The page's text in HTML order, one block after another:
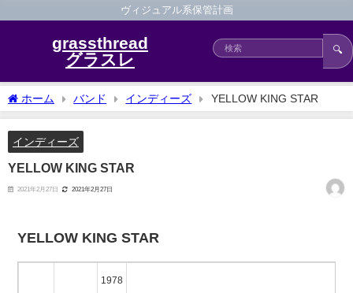
ヴィジュアル系保管計画
grassthread
グラスレ
🔍
ホーム バンド インディーズ YELLOW KING STAR
インディーズ
YELLOW KING STAR
2021年2月27日 2021年2月27日
YELLOW KING STAR
1978